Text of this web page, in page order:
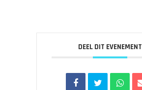
DEEL DIT EVENEMENT